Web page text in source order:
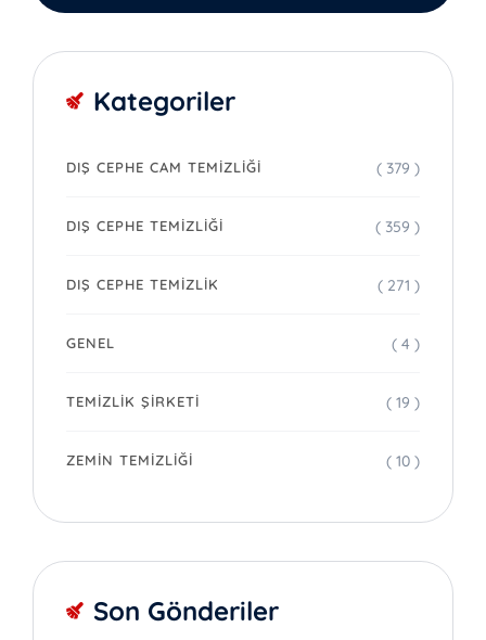
Kategoriler
DIŞ CEPHE CAM TEMIZLIĞI ( 379 )
DIŞ CEPHE TEMIZLIĞI ( 359 )
DIŞ CEPHE TEMIZLIK ( 271 )
GENEL ( 4 )
TEMIZLIK ŞIRKETI ( 19 )
ZEMIN TEMIZLIĞI ( 10 )
Son Gönderiler